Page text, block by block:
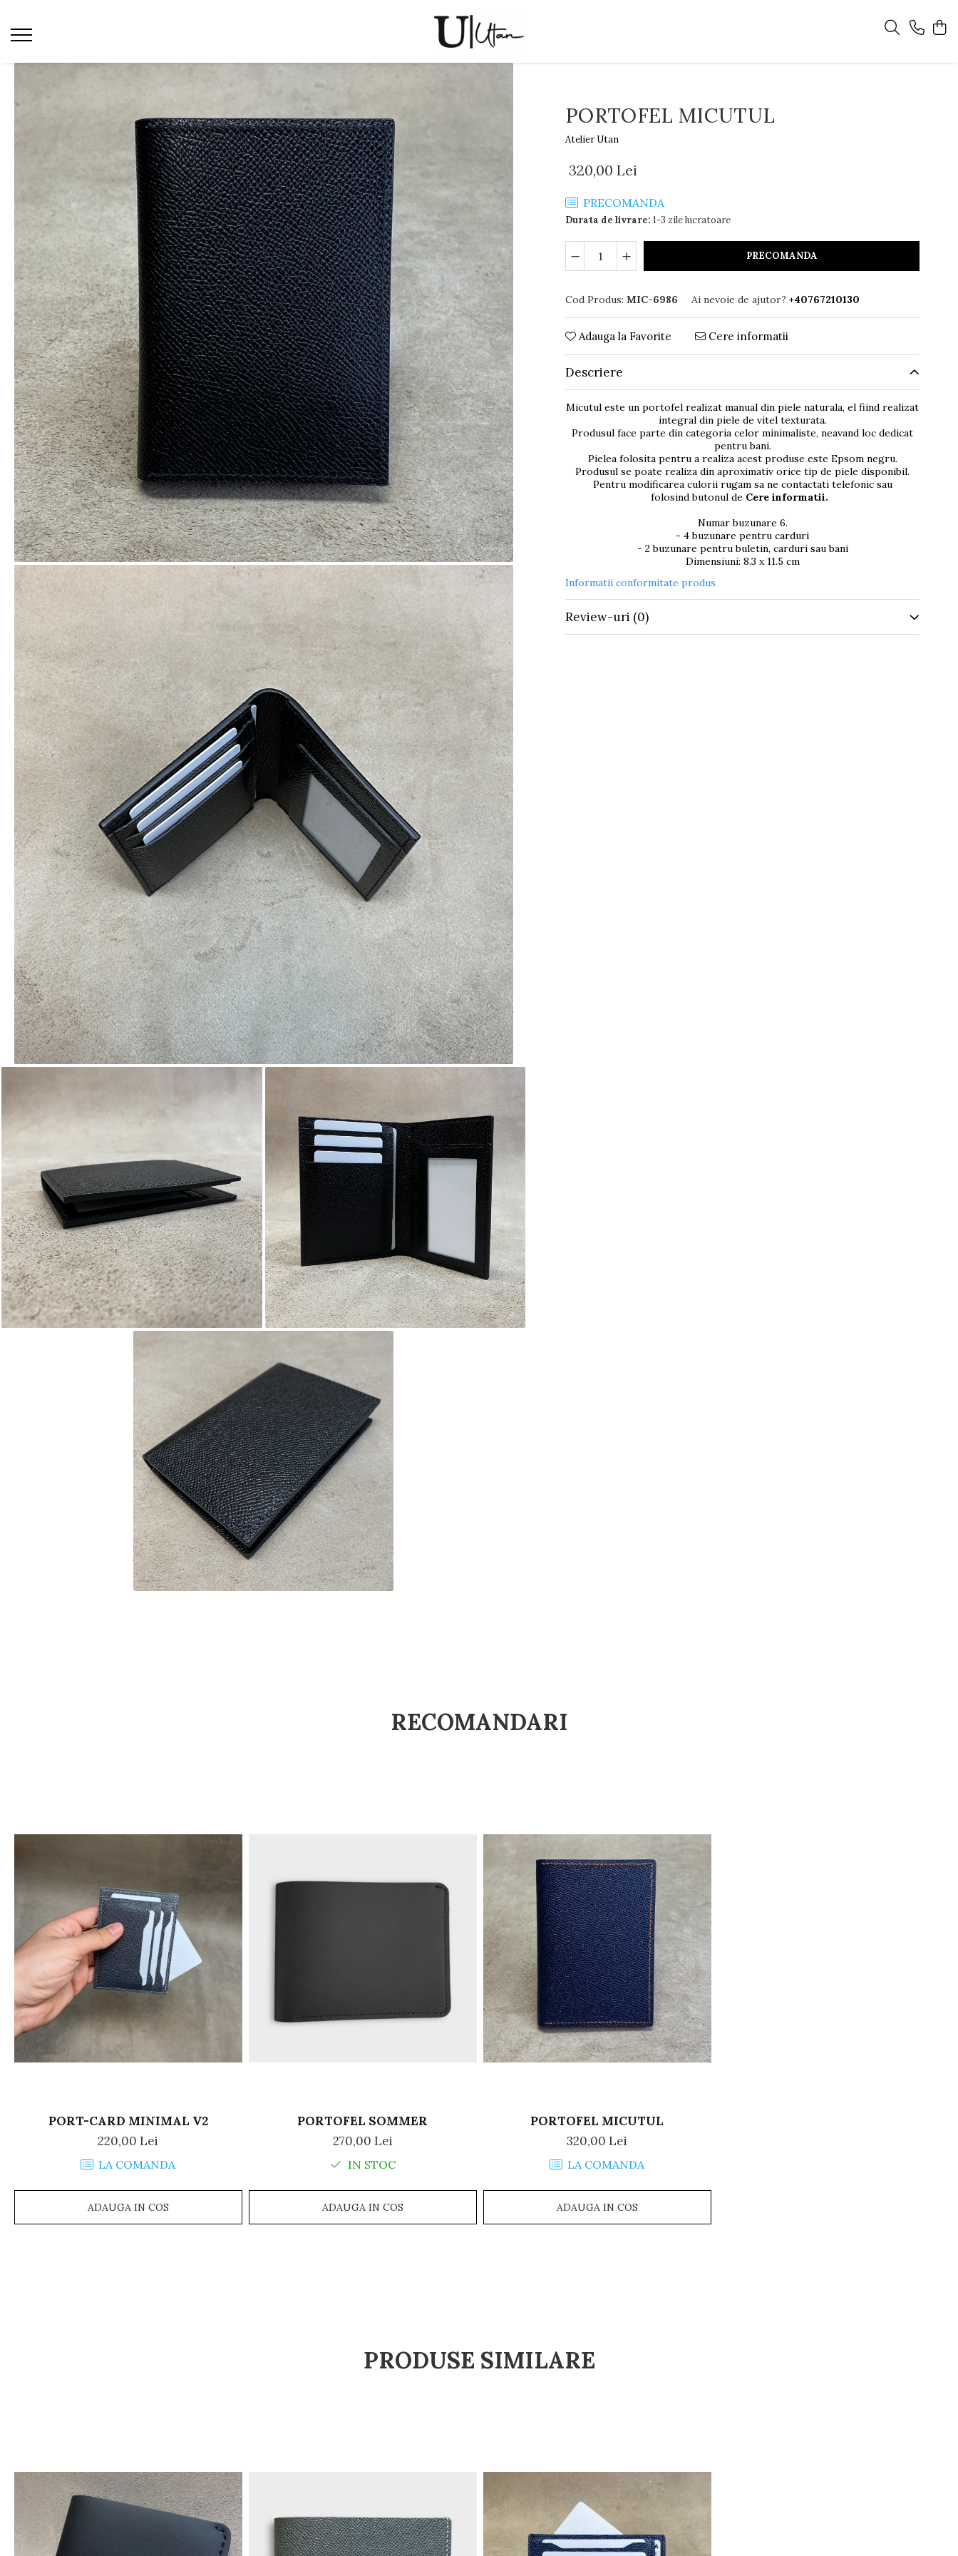
PORTOFEL MICUTUL
Atelier Utan
320,00 Lei
PRECOMANDA
Durata de livrare: 1-3 zile lucratoare
PRECOMANDA
Cod Produs: MIC-6986 Ai nevoie de ajutor? +40767210130
Adauga la Favorite Cere informatii
Descriere
Micutul este un portofel realizat manual din piele naturala, el fiind realizat
integral din piele de vitel texturata.
Produsul face parte din categoria celor minimaliste, neavand loc dedicat
pentru bani.
Pielea folosita pentru a realiza acest produse este Epsom negru.
Produsul se poate realiza din aproximativ orice tip de piele disponibil.
Pentru modificarea culorii rugam sa ne contactati telefonic sau
folosind butonul de Cere informatii.
Numar buzunare 6.
- 4 buzunare pentru carduri
- 2 buzunare pentru buletin, carduri sau bani
Dimensiuni: 8.3 x 11.5 cm
Informatii conformitate produs
Review-uri (0)
RECOMANDARI
PORT-CARD MINIMAL V2
220,00 Lei
LA COMANDA
ADAUGA IN COS
PORTOFEL SOMMER
270,00 Lei
IN STOC
ADAUGA IN COS
PORTOFEL MICUTUL
320,00 Lei
LA COMANDA
ADAUGA IN COS
PRODUSE SIMILARE